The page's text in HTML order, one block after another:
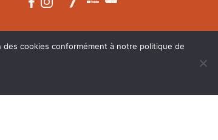
cookies conformément à notre politique de